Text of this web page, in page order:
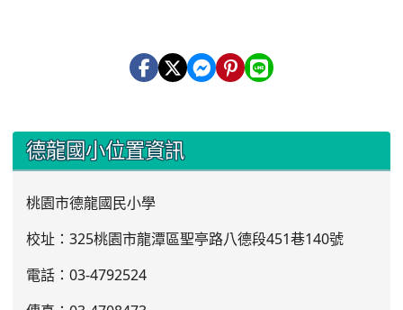
::: 德龍國小位置資訊
桃園市德龍國民小學
校址：325桃園市龍潭區聖亭路八德段451巷140號
電話：03-4792524